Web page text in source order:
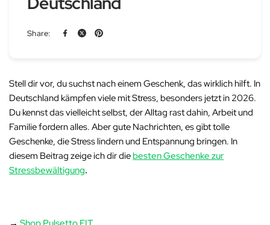
Share:
Stell dir vor, du suchst nach einem Geschenk, das wirklich hilft. In
Deutschland kämpfen viele mit Stress, besonders jetzt in 2026.
Du kennst das vielleicht selbst, der Alltag rast dahin, Arbeit und
Familie fordern alles. Aber gute Nachrichten, es gibt tolle
Geschenke, die Stress lindern und Entspannung bringen. In
diesem Beitrag zeige ich dir die besten Geschenke zur
Stressbewältigung.